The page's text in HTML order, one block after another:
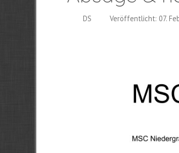
DS Veröffentlicht: 07.